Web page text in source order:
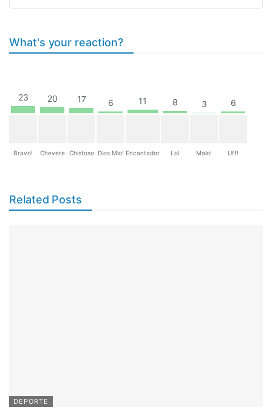
What's your reaction?
23
Bravo!
20
Chevere
17
Chistoso
6
Dios Mio!
11
Encantador
8
Lol
3
Malo!
6
Uff!
Related Posts
DEPORTE